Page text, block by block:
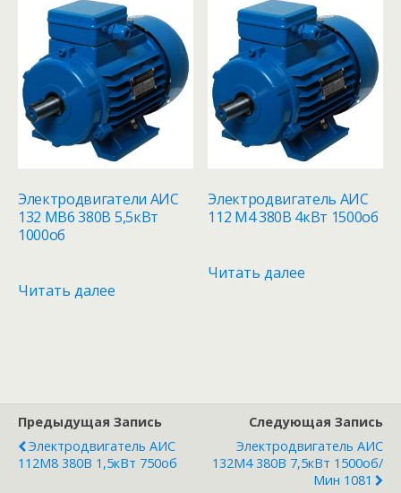
Электродвигатели АИС
132 MB6 380В 5,5кВт
1000об
Читать далее
Электродвигатель АИС
112 M4 380В 4кВт 1500об
Читать далее
Предыдущая Запись
Электродвигатель АИС
112M8 380В 1,5кВт 750об
Следующая Запись
Электродвигатель АИС
132M4 380В 7,5кВт 1500об/
Мин 1081